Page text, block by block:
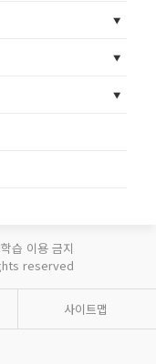
습 이용 금지
reserved
사이트맵